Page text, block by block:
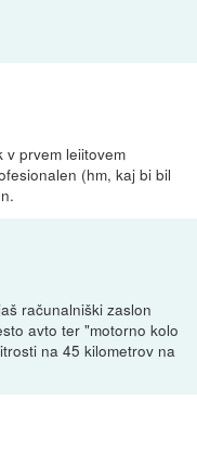
v prvem leiitovem
(hm, kaj bi bil
računalniški zaslon
avto ter "motorno kolo
na 45 kilometrov na